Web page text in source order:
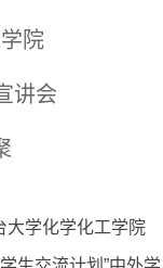
院
讲会
大学化学化工学院